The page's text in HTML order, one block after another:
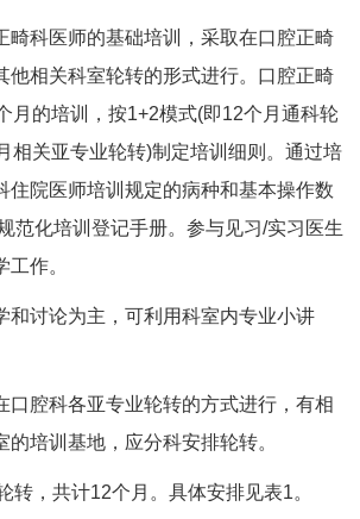
科医师的基础培训，采取在口腔正畸
他相关科室轮转的形式进行。口腔正畸
月的培训，按1+2模式(即12个月通科轮
相关亚专业轮转)制定培训细则。通过培
住院医师培训规定的病种和基本操作数
范化培训登记手册。参与见习/实习医生
作。
讨论为主，可利用科室内专业小讲
腔科各亚专业轮转的方式进行，有相
的培训基地，应分科安排轮转。
，共计12个月。具体安排见表1。